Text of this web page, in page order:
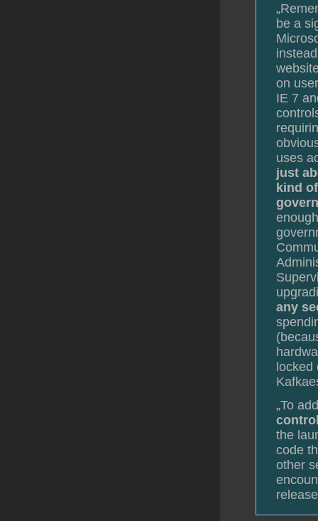
be a
on
IE 7
uses
just
kind
any
locked
„To
the
code
other